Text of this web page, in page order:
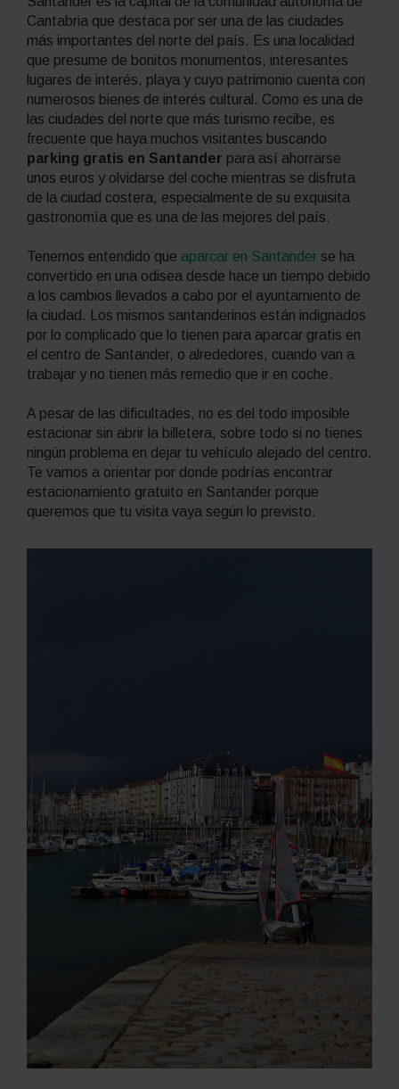
Cantabria que destaca por ser una de las ciudades
más importantes del norte del país. Es una localidad
que presume de bonitos monumentos, interesantes
lugares de interés, playa y cuyo patrimonio cuenta con
numerosos bienes de interés cultural. Como es una de
las ciudades del norte que más turismo recibe, es
frecuente que haya muchos visitantes buscando
parking gratis en Santander para así ahorrarse
unos euros y olvidarse del coche mientras se disfruta
de la ciudad costera, especialmente de su exquisita
gastronomía que es una de las mejores del país.
Tenemos entendido que aparcar en Santander se ha
convertido en una odisea desde hace un tiempo debido
a los cambios llevados a cabo por el ayuntamiento de
la ciudad. Los mismos santanderinos están indignados
por lo complicado que lo tienen para aparcar gratis en
el centro de Santander, o alrededores, cuando van a
trabajar y no tienen más remedio que ir en coche.
A pesar de las dificultades, no es del todo imposible
estacionar sin abrir la billetera, sobre todo si no tienes
ningún problema en dejar tu vehículo alejado del centro.
Te vamos a orientar por donde podrías encontrar
estacionamiento gratuito en Santander porque
queremos que tu visita vaya según lo previsto.